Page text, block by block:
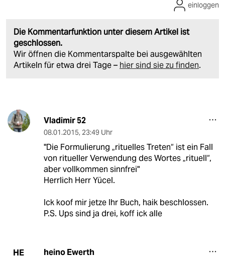
Die Kommentarfunktion unter diesem Artikel ist
geschlossen.
Wir öffnen die Kommentarspalte bei ausgewählten
Artikeln für etwa drei Tage – hier sind sie zu finden.
einloggen
Vladimir 52
08.01.2015, 23:49 Uhr
"Die Formulierung „rituelles Treten“ ist ein Fall
von ritueller Verwendung des Wortes „rituell“,
aber vollkommen sinnfrei"
Herrlich Herr Yücel.
Ick koof mir jetze Ihr Buch, haik beschlossen.
P.S. Ups sind ja drei, koff ick alle
HE heino Ewerth